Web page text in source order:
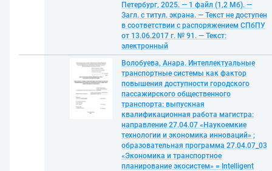
Петербург, 2025. — 1 файл (1,2 Мб). —
Загл. с титул. экрана. — Текст не доступен
в соответствии с распоряжением СПбПУ
от 13.06.2017 г. № 91. — Текст:
электронный
Волобуева, Анара. Интеллектуальные
транспортные системы как фактор
повышения доступности городского
пассажирского общественного
транспорта: выпускная
квалификационная работа магистра:
направление 27.04.07 «Наукоемкие
технологии и экономика инноваций» ;
образовательная программа 27.04.07_03
«Экономика и транспортное
планирование экосистем» = Intelligent